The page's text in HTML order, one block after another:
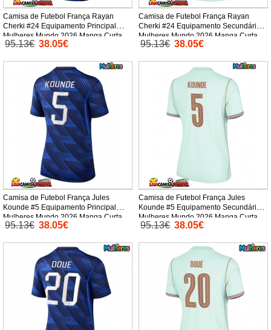
Camisa de Futebol França Rayan
Cherki #24 Equipamento Principal
Mulheres Mundo 2026 Manga Curta
95.13€ 38.05€
Camisa de Futebol França Rayan
Cherki #24 Equipamento Secundário
Mulheres Mundo 2026 Manga Curta
95.13€ 38.05€
Camisa de Futebol França Jules
Kounde #5 Equipamento Principal
Mulheres Mundo 2026 Manga Curta
95.13€ 38.05€
Camisa de Futebol França Jules
Kounde #5 Equipamento Secundário
Mulheres Mundo 2026 Manga Curta
95.13€ 38.05€